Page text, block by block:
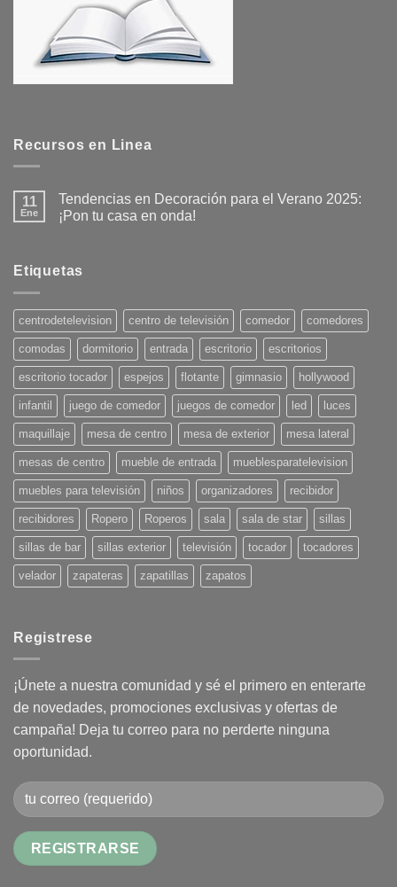
Recursos en Linea
11
Ene
Tendencias en Decoración para el Verano 2025:
¡Pon tu casa en onda!
en
Tendencias
para
el
Verano
2025:
¡Pon
tu
casa
en
onda!
Etiquetas
centrodetelevision centro de televisión comedor comedores
comodas dormitorio entrada escritorio escritorios
escritorio tocador espejos flotante gimnasio hollywood
infantil juego de comedor juegos de comedor led luces
maquillaje mesa de centro mesa de exterior mesa lateral
mesas de centro mueble de entrada mueblesparatelevision
muebles para televisión niños organizadores recibidor
recibidores Ropero Roperos sala sala de star sillas
sillas de bar sillas exterior televisión tocador tocadores
velador zapateras zapatillas zapatos
Registrese
¡Únete a nuestra comunidad y sé el primero en enterarte
de novedades, promociones exclusivas y ofertas de
campaña! Deja tu correo para no perderte ninguna
oportunidad.